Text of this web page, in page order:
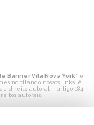
Banner Vila Nova York" é
citando nossos links, é
direito autoral – artigo 184
autorais.